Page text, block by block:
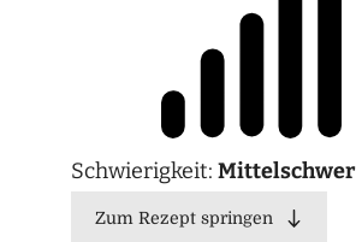
Schwierigkeit: Mittelschwer
Zum Rezept springen